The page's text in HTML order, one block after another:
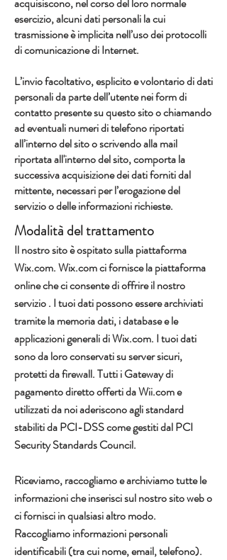
esercizio, alcuni dati personali la cui
trasmissione è implicita nell’uso dei protocolli
di comunicazione di Internet.
L’invio facoltativo, esplicito e volontario di dati
personali da parte dell’utente nei form di
contatto presente su questo sito o chiamando
ad eventuali numeri di telefono riportati
all’interno del sito o scrivendo alla mail
riportata all'interno del sito, comporta la
successiva acquisizione dei dati forniti dal
mittente, necessari per l’erogazione del
servizio o delle informazioni richieste.
Modalità del trattamento
Il nostro sito è ospitato sulla piattaforma
Wix.com. Wix.com ci fornisce la piattaforma
online che ci consente di offrire il nostro
servizio . I tuoi dati possono essere archiviati
tramite la memoria dati, i database e le
applicazioni generali di Wix.com. I tuoi dati
sono da loro conservati su server sicuri,
protetti da firewall. Tutti iGateway di
pagamento diretto offerti da Wii.com e
utilizzati da noi aderiscono agli standard
stabiliti da PCI-DSS come gestiti dal PCI
Security Standards Council.
Riceviamo, raccogliamo e archiviamo tutte le
informazioni che inserisci sul nostro sito web o
ci fornisci in qualsiasi altro modo.
Raccogliamo informazioni personali
identificabili (tra cui nome, email, telefono).